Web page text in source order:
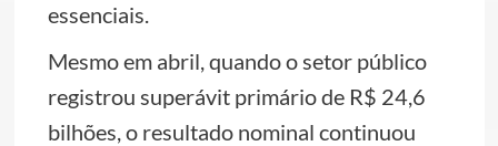
essenciais.
Mesmo em abril, quando o setor público
registrou superávit primário de R$ 24,6
bilhões, o resultado nominal continuou